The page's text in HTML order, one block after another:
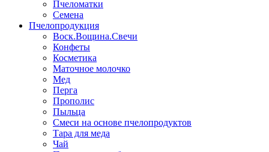
Пчеломатки
Семена
Пчелопродукция
Воск.Вощина.Свечи
Конфеты
Косметика
Маточное молочко
Мед
Перга
Прополис
Пыльца
Смеси на основе пчелопродуктов
Тара для меда
Чай